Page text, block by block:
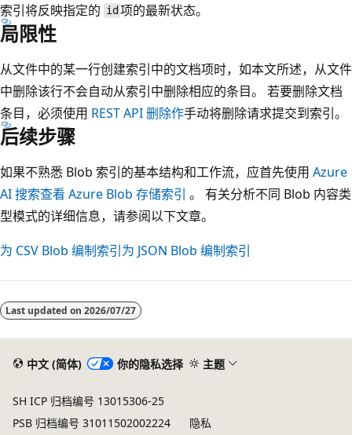
索引将反映指定的 id 项的最新状态。
局限性
从文件中的某一行创建索引中的文档项时，如本文所述，从文件
中删除该行不会自动从索引中删除相应的条目。 若要删除文档
条目，必须使用 REST API 删除作手动将删除请求提交到索引。
后续步骤
如果不熟悉 Blob 索引的基本结构和工作流，应首先使用 Azure
AI 搜索查看 Azure Blob 存储索引 。 有关分析不同 Blob 内容类
型模式的详细信息，请参阅以下文章。
为 CSV Blob 编制索引为 JSON Blob 编制索引
Last updated on 2026/07/27
中文 (简体) 你的隐私选择 主题
SH ICP 归档编号 13015306-25
PSB 归档编号 31011502002224
隐私